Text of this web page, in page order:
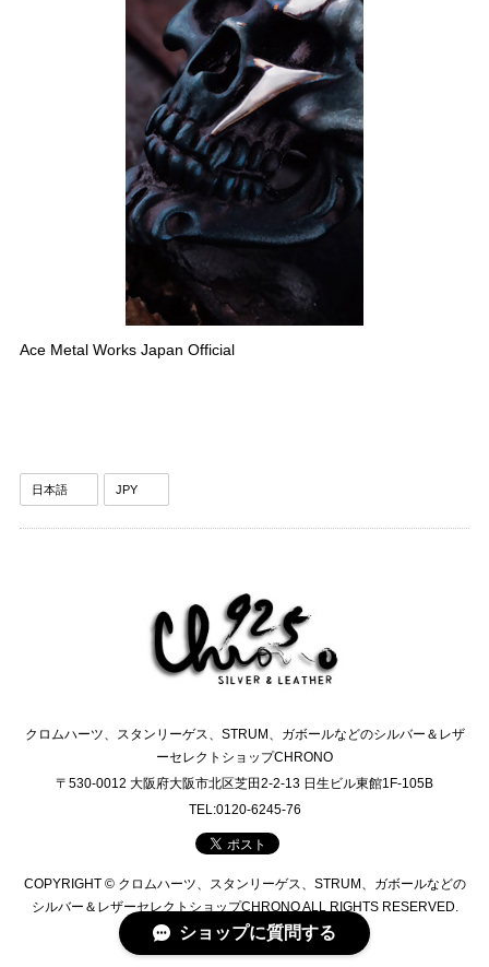
Ace Metal Works Japan Official
クロムハーツ、スタンリーゲス、STRUM、ガボールなどのシルバー＆レザ
ーセレクトショップCHRONO
〒530-0012 大阪府大阪市北区芝田2-2-13 日生ビル東館1F-105B
TEL:0120-6245-76
COPYRIGHT © クロムハーツ、スタンリーゲス、STRUM、ガボールなどの
シルバー＆レザーセレクトショップCHRONO ALL RIGHTS RESERVED.
ショップに質問する